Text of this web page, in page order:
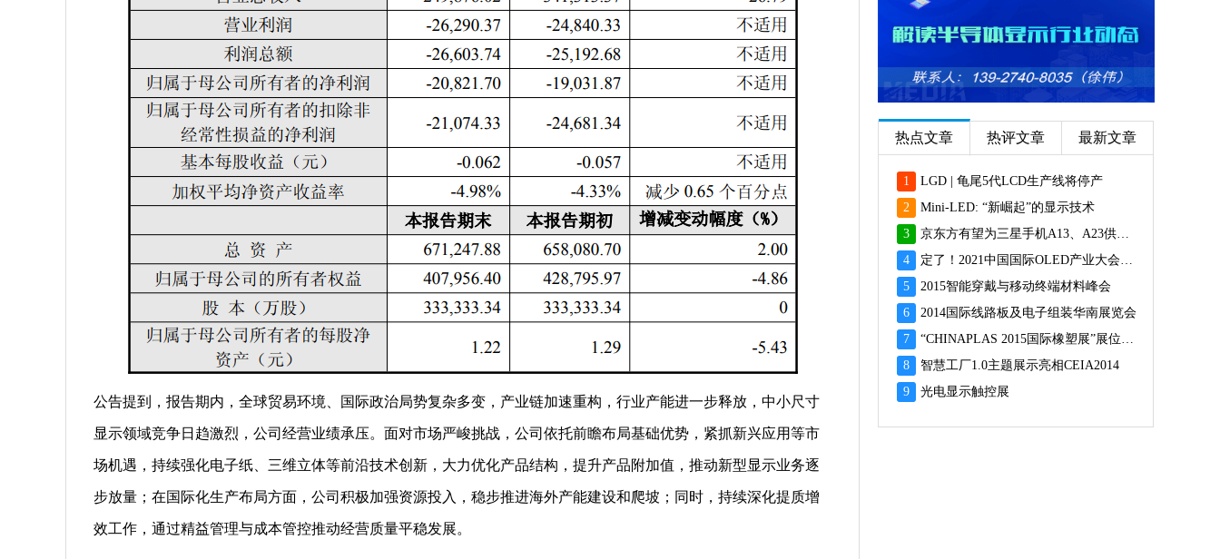
公告提到，报告期内，全球贸易环境、国际政治局势复杂多变，产业链加速重构，行业产能进一步释放，中小尺寸
显示领域竞争日趋激烈，公司经营业绩承压。面对市场严峻挑战，公司依托前瞻布局基础优势，紧抓新兴应用等市
场机遇，持续强化电子纸、三维立体等前沿技术创新，大力优化产品结构，提升产品附加值，推动新型显示业务逐
步放量；在国际化生产布局方面，公司积极加强资源投入，稳步推进海外产能建设和爬坡；同时，持续深化提质增
效工作，通过精益管理与成本管控推动经营质量平稳发展。
热点文章 热评文章 最新文章
1
LGD | 龟尾5代LCD生产线将停产
2
Mini-LED: “新崛起”的显示技术
3
京东方有望为三星手机A13、A23供应面板
4
定了！2021中国国际OLED产业大会12月重磅启幕
5
2015智能穿戴与移动终端材料峰会
6
2014国际线路板及电子组装华南展览会
7
“CHINAPLAS 2015国际橡塑展”展位预订火爆 彰显橡塑业乐观前景
8
智慧工厂1.0主题展示亮相CEIA2014
9
光电显示触控展